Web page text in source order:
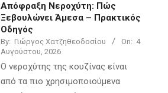
Απόφραξη Νεροχύτη: Πώς
Ξεβουλώνει Άμεσα – Πρακτικός
Οδηγός
By: Γιώργος Χατζηθεοδοσίου On: 4
Αυγούστου, 2026
Ο νεροχύτης της κουζίνας είναι
από τα πιο χρησιμοποιούμενα